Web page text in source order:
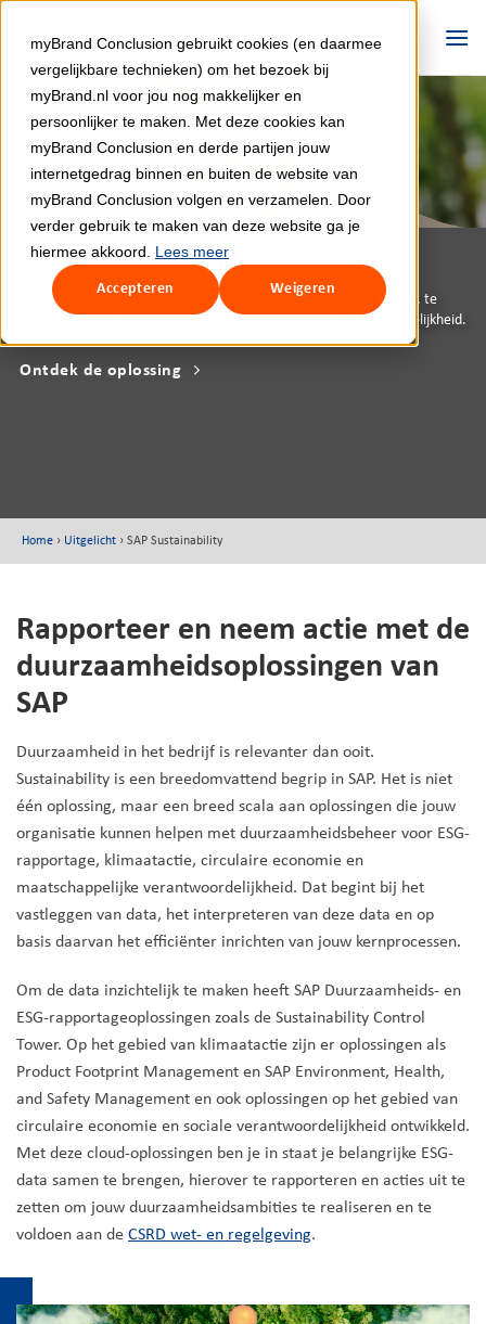
myBrand Conclusion gebruikt cookies (en daarmee
vergelijkbare technieken) om het bezoek bij
myBrand.nl voor jou nog makkelijker en
persoonlijker te maken. Met deze cookies kan
myBrand Conclusion en derde partijen jouw
internetgedrag binnen en buiten de website van
myBrand Conclusion volgen en verzamelen. Door
verder gebruik te maken van deze website ga je
hiermee akkoord. Lees meer
Accepteren Weigeren
naar
inhoud
SAP Sustainability
Maak inzichtelijk hoe duurzaam jouw organisatie is door te meten, te
rapporteren en te acteren. Geen afval, geen uitstoot & geen ongelijkheid.
Ontdek de oplossing
Home › Uitgelicht › SAP Sustainability
Rapporteer en neem actie met de
duurzaamheidsoplossingen van
SAP
Duurzaamheid in het bedrijf is relevanter dan ooit.
Sustainability is een breedomvattend begrip in SAP. Het is niet
één oplossing, maar een breed scala aan oplossingen die jouw
organisatie kunnen helpen met duurzaamheidsbeheer voor ESG-
rapportage, klimaatactie, circulaire economie en
maatschappelijke verantwoordelijkheid. Dat begint bij het
vastleggen van data, het interpreteren van deze data en op
basis daarvan het efficiënter inrichten van jouw kernprocessen.
Om de data inzichtelijk te maken heeft SAP Duurzaamheids- en
ESG-rapportageoplossingen zoals de Sustainability Control
Tower. Op het gebied van klimaatactie zijn er oplossingen als
Product Footprint Management en SAP Environment, Health,
and Safety Management en ook oplossingen op het gebied van
circulaire economie en sociale verantwoordelijkheid ontwikkeld.
Met deze cloud-oplossingen ben je in staat je belangrijke ESG-
data samen te brengen, hierover te rapporteren en acties uit te
zetten om jouw duurzaamheidsambities te realiseren en te
voldoen aan de CSRD wet- en regelgeving.